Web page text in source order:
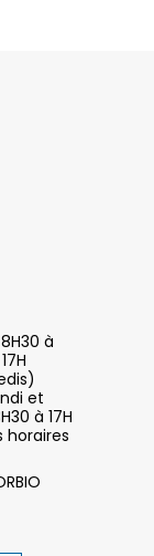
à
et
à 17H
horaires